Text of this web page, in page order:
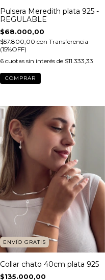
Pulsera Meredith plata 925 -
REGULABLE
$68.000,00
$57.800,00 con Transferencia
(15%OFF)
6 cuotas sin interés de $11.333,33
ENVÍO GRATIS
Collar chato 40cm plata 925
$135.000,00